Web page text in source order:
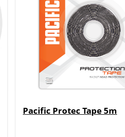
Pacific Protec Tape 5m